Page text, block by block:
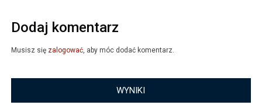
Dodaj komentarz
Musisz się zalogować, aby móc dodać komentarz.
WYNIKI